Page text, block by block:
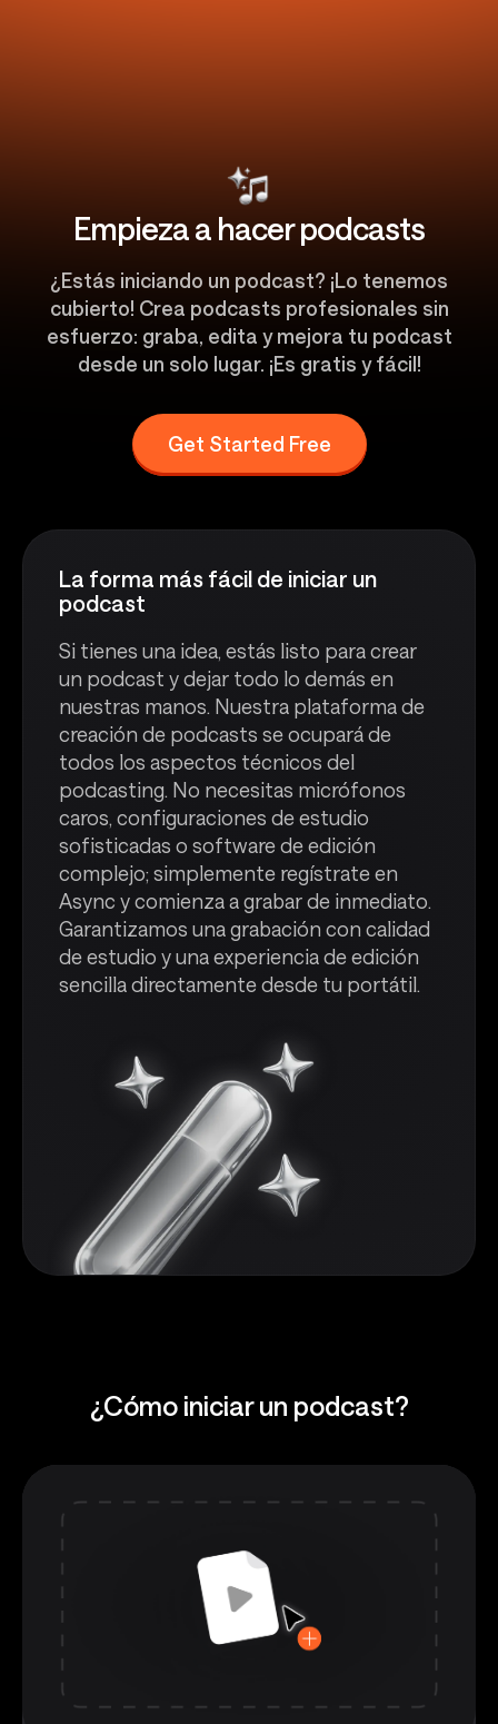
Empieza a hacer podcasts
¿Estás iniciando un podcast? ¡Lo tenemos
cubierto! Crea podcasts profesionales sin
esfuerzo: graba, edita y mejora tu podcast
desde un solo lugar. ¡Es gratis y fácil!
Get Started Free
La forma más fácil de iniciar un
podcast
Si tienes una idea, estás listo para crear
un podcast y dejar todo lo demás en
nuestras manos. Nuestra plataforma de
creación de podcasts se ocupará de
todos los aspectos técnicos del
podcasting. No necesitas micrófonos
caros, configuraciones de estudio
sofisticadas o software de edición
complejo; simplemente regístrate en
Async y comienza a grabar de inmediato.
Garantizamos una grabación con calidad
de estudio y una experiencia de edición
sencilla directamente desde tu portátil.
¿Cómo iniciar un podcast?